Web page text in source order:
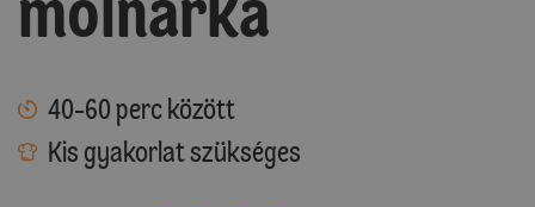
40-60 perc között
Kis gyakorlat szükséges